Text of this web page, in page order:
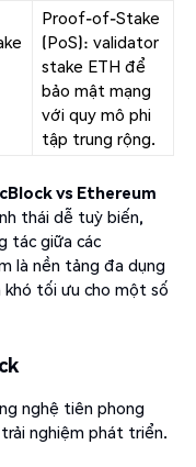
Proof-of-Stake
(PoS): validator
stake ETH để
bảo mật mạng
với quy mô phi
tập trung rộng.
vs Ethereum
thái dễ tuỳ biến,
tác giữa các
là nền tảng đa dụng
tối ưu cho một số
nghệ tiên phong
nghiệm phát triển.